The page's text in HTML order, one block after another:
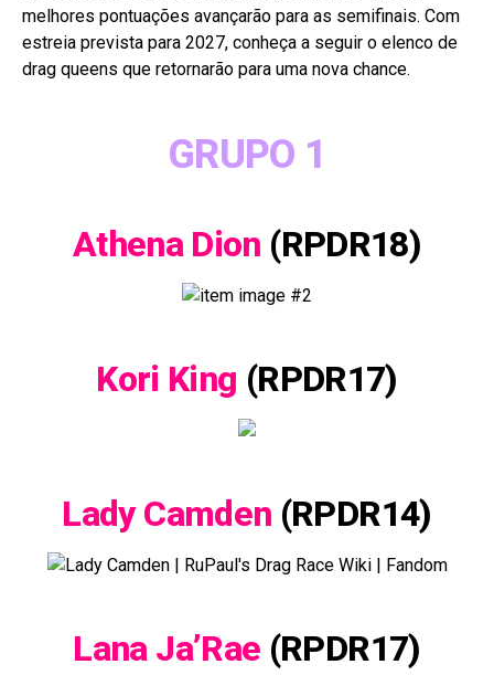
melhores pontuações avançarão para as semifinais. Com
estreia prevista para 2027, conheça a seguir o elenco de
drag queens que retornarão para uma nova chance.
GRUPO 1
Athena Dion (RPDR18)
Kori King (RPDR17)
Lady Camden (RPDR14)
Lana Ja’Rae (RPDR17)